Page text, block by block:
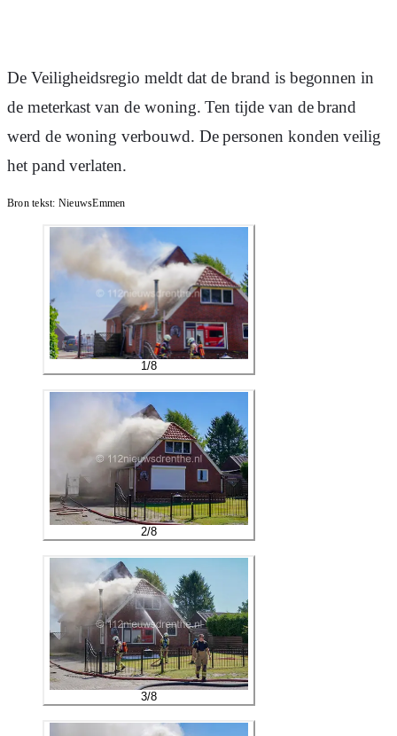
De Veiligheidsregio meldt dat de brand is begonnen in
de meterkast van de woning. Ten tijde van de brand
werd de woning verbouwd. De personen konden veilig
het pand verlaten.
Bron tekst: NieuwsEmmen
1/8
2/8
3/8